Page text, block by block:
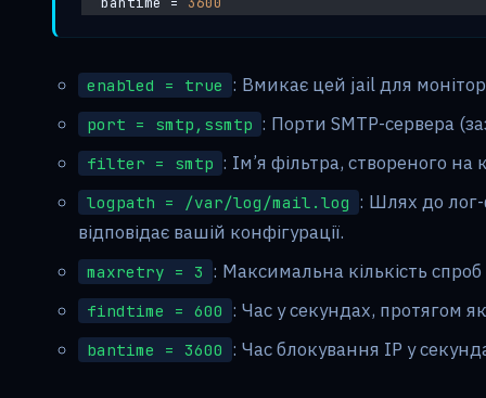
enabled = true : Вмикає цей jail для
port = smtp,ssmtp : Порти SMTP-сервера
filter = smtp : Ім’я фільтра, створеного на
logpath = /var/log/mail.log : Шлях до
відповідає вашій конфігурації.
maxretry = 3 : Максимальна кількість
findtime = 600 : Час у секундах, протягом
bantime = 3600 : Час блокування IP у